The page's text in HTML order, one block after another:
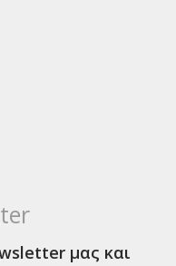
μας και